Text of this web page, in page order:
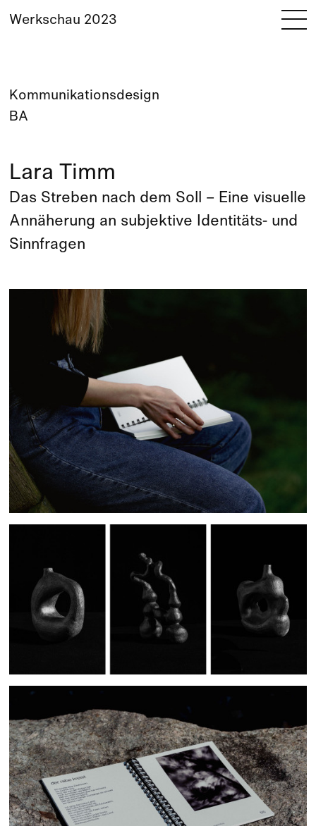
Werkschau 2023
Kommunikationsdesign
BA
Lara Timm
Das Streben nach dem Soll – Eine visuelle
Annäherung an subjektive Identitäts- und
Sinnfragen